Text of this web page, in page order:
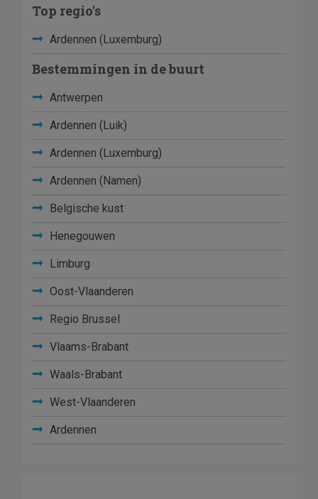
Top regio's
Ardennen (Luxemburg)
Bestemmingen in de buurt
Antwerpen
Ardennen (Luik)
Ardennen (Luxemburg)
Ardennen (Namen)
Belgische kust
Henegouwen
Limburg
Oost-Vlaanderen
Regio Brussel
Vlaams-Brabant
Waals-Brabant
West-Vlaanderen
Ardennen